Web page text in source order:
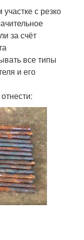
с резко
за счёт
все типы
и его